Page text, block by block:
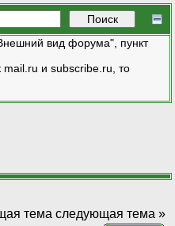
вид форума", пункт
и subscribe.ru, то
тема следующая тема »